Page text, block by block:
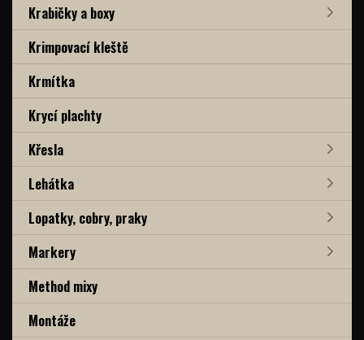
Krabičky a boxy
Krimpovací kleště
Krmítka
Krycí plachty
Křesla
Lehátka
Lopatky, cobry, praky
Markery
Method mixy
Montáže